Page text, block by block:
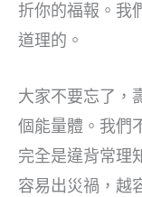
折你的福報。我
道理的。
大家不要忘了，
個能量體。我們
完全是違背常理
容易出災禍，越